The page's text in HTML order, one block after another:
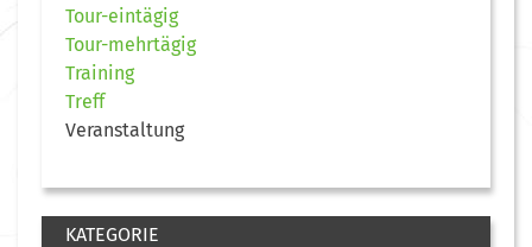
Tour-eintägig
Tour-mehrtägig
Training
Treff
Veranstaltung
KATEGORIE